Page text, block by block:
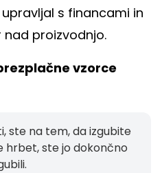
s financami in
nad proizvodnjo.
vzorce
ste na tem, da izgubite
hrbet, ste jo dokončno